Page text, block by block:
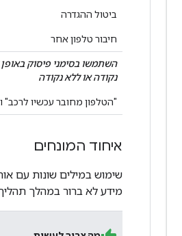
ביטול ההגדרה
חיבור טלפון אחר
השתמשו בסימני פיסוק
נקודה או ללא נקודה
"הטלפון מחובר עכשיו לרכב"
איחוד המונחים
שימוש במילים שונות עם
מידע לא ברור במהלך